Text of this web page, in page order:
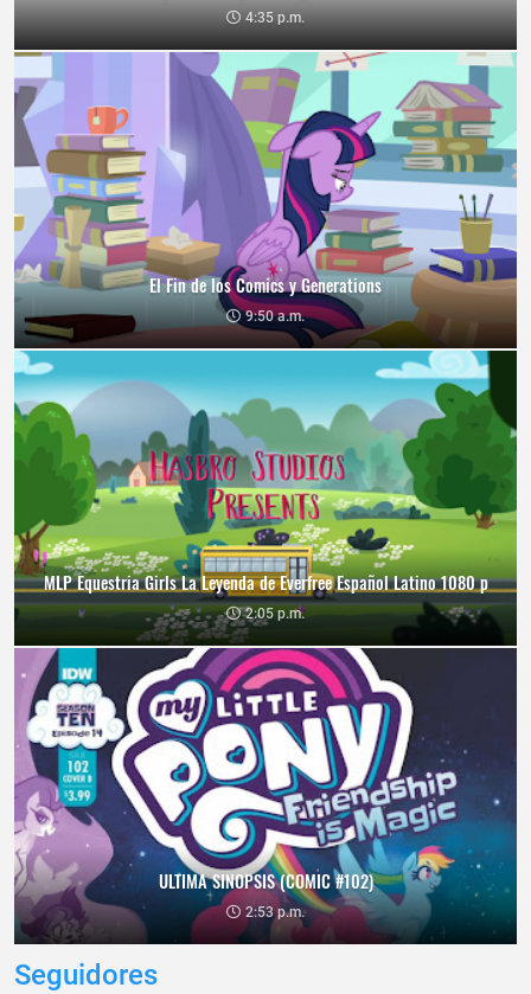
4:35 p.m.
El Fin de los Comics y Generations
9:50 a.m.
MLP Equestria Girls La Leyenda de Everfree Español Latino 1080 p
2:05 p.m.
ULTIMA SINOPSIS (COMIC #102)
2:53 p.m.
Seguidores